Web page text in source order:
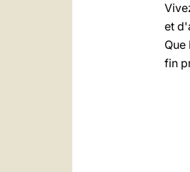
et
fin